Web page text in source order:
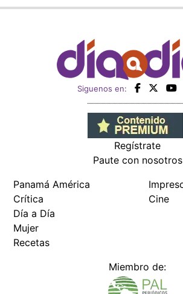
Siguenos en:
Regístrate
Paute con nosotros
Panamá América
Crítica
Día a Día
Mujer
Recetas
Cine
Miembro de: